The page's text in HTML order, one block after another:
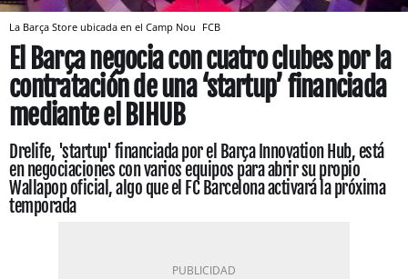
La Barça Store ubicada en el Camp Nou FCB
El Barça negocia con cuatro clubes por la
contratación de una ‘startup’ financiada
mediante el BIHUB
Drelife, 'startup' financiada por el Barça Innovation Hub, está
en negociaciones con varios equipos para abrir su propio
Wallapop oficial, algo que el FC Barcelona activará la próxima
temporada